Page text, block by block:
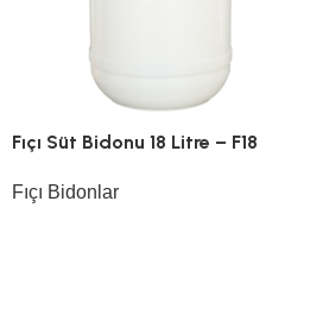
Fıçı Süt Bidonu 18 Litre – F18
Fıçı Bidonlar